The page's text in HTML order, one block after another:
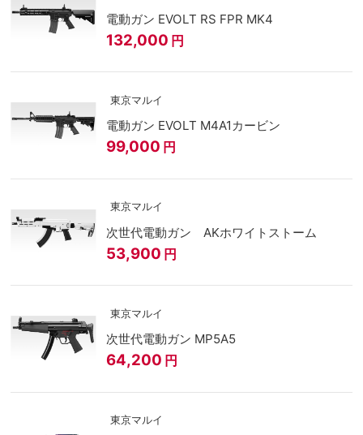
電動ガン EVOLT RS FPR MK4
132,000 円
東京マルイ
電動ガン EVOLT M4A1カービン
99,000 円
東京マルイ
次世代電動ガン AKホワイトストーム
53,900 円
東京マルイ
次世代電動ガン MP5A5
64,200 円
東京マルイ